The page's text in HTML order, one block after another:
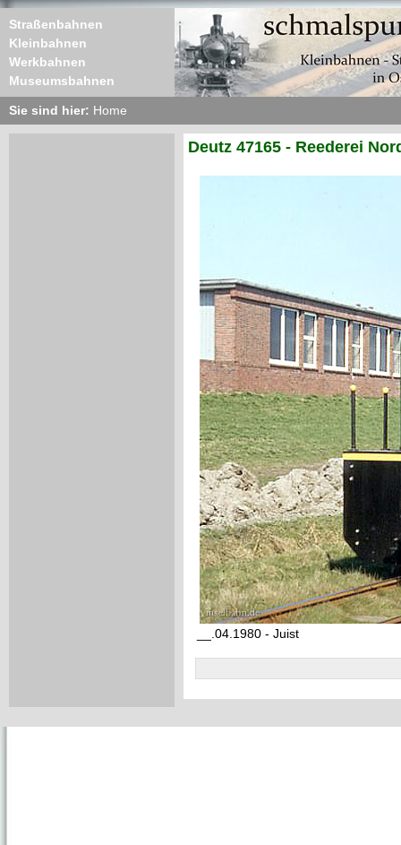
Straßenbahnen
Kleinbahnen
Werkbahnen
Museumsbahnen
Sie sind hier: Home
Deutz 47165 - Reederei
__.04.1980 - Juist